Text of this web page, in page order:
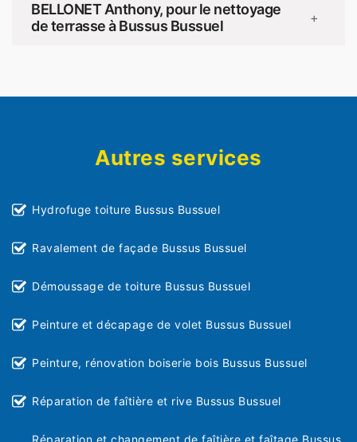
BELLONET Anthony, pour le nettoyage
de terrasse à Bussus Bussuel
+
Autres services
Hydrofuge toiture Bussus Bussuel
Ravalement de façade Bussus Bussuel
Démoussage de toiture Bussus Bussuel
Peinture et décapage de volet Bussus Bussuel
Peinture, rénovation boiserie bois Bussus Bussuel
Réparation de faîtière et rive Bussus Bussuel